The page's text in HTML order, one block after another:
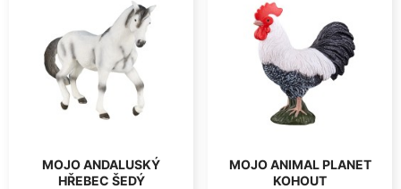
MOJO ANDALUSKÝ
HŘEBEC ŠEDÝ
MOJO ANIMAL PLANET
KOHOUT